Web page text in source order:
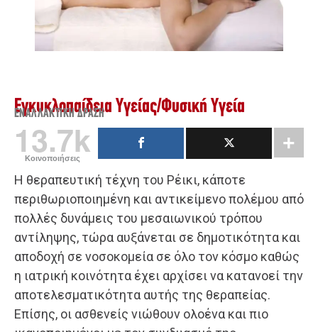
Εγκυκλοπαίδεια Υγείας/Φυσική Υγεία
ΕΝΑΛΛΑΚΤΙΚΉ ΔΡΆΣΗ
13.7k
Κοινοποιήσεις
Η θεραπευτική τέχνη του Ρέικι, κάποτε
περιθωριοποιημένη και αντικείμενο πολέμου από
πολλές δυνάμεις του μεσαιωνικού τρόπου
αντίληψης, τώρα αυξάνεται σε δημοτικότητα και
αποδοχή σε νοσοκομεία σε όλο τον κόσμο καθώς
η ιατρική κοινότητα έχει αρχίσει να κατανοεί την
αποτελεσματικότητα αυτής της θεραπείας.
Επίσης, οι ασθενείς νιώθουν ολοένα και πιο